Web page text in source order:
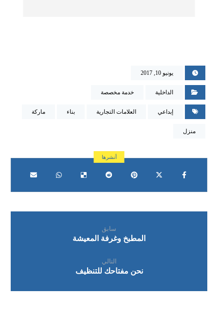
يونيو 10, 2017
الداخلية خدمة مخصصة
إبداعي العلامات التجارية بناء ماركة
منزل
سابق
المطبخ وغرفة المعيشة
التالي
نحن مفتاحك للتنظيف